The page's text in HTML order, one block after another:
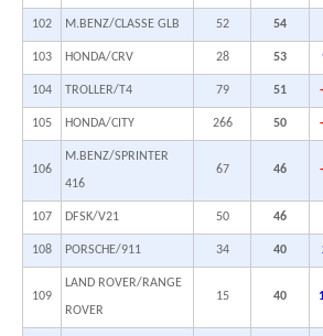
102 M.BENZ/CLASSE GLB 52 54
103 HONDA/CRV 28 53
104 TROLLER/T4 79 51
105 HONDA/CITY 266 50
106
M.BENZ/SPRINTER
416
67 46
107 DFSK/V21 50 46
108 PORSCHE/911 34 40
109
LAND ROVER/RANGE
ROVER
15 40